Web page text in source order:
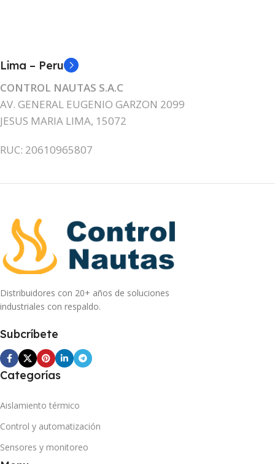
Lima – Peru
CONTROL NAUTAS S.A.C
AV. GENERAL EUGENIO GARZON 2099
JESUS MARIA LIMA, 15072
RUC: 20610965807
Distribuidores con 20+ años de soluciones
industriales con respaldo.
Subcríbete
Categorías
Aislamiento térmico
Control y automatización
Sensores y monitoreo